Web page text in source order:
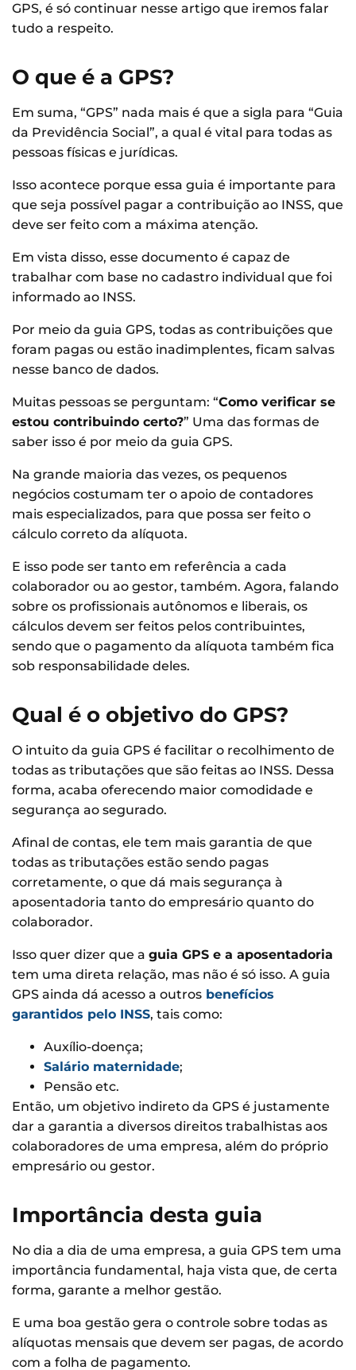
GPS, é só continuar nesse artigo que iremos falar
tudo a respeito.
O que é a GPS?
Em suma, “GPS” nada mais é que a sigla para “Guia
da Previdência Social”, a qual é vital para todas as
pessoas físicas e jurídicas.
Isso acontece porque essa guia é importante para
que seja possível pagar a contribuição ao INSS, que
deve ser feito com a máxima atenção.
Em vista disso, esse documento é capaz de
trabalhar com base no cadastro individual que foi
informado ao INSS.
Por meio da guia GPS, todas as contribuições que
foram pagas ou estão inadimplentes, ficam salvas
nesse banco de dados.
Muitas pessoas se perguntam: “Como verificar se
estou contribuindo certo?” Uma das formas de
saber isso é por meio da guia GPS.
Na grande maioria das vezes, os pequenos
negócios costumam ter o apoio de contadores
mais especializados, para que possa ser feito o
cálculo correto da alíquota.
E isso pode ser tanto em referência a cada
colaborador ou ao gestor, também. Agora, falando
sobre os profissionais autônomos e liberais, os
cálculos devem ser feitos pelos contribuintes,
sendo que o pagamento da alíquota também fica
sob responsabilidade deles.
Qual é o objetivo do GPS?
O intuito da guia GPS é facilitar o recolhimento de
todas as tributações que são feitas ao INSS. Dessa
forma, acaba oferecendo maior comodidade e
segurança ao segurado.
Afinal de contas, ele tem mais garantia de que
todas as tributações estão sendo pagas
corretamente, o que dá mais segurança à
aposentadoria tanto do empresário quanto do
colaborador.
Isso quer dizer que a guia GPS e a aposentadoria
tem uma direta relação, mas não é só isso. A guia
GPS ainda dá acesso a outros benefícios
garantidos pelo INSS, tais como:
Auxílio-doença;
Salário maternidade;
Pensão etc.
Então, um objetivo indireto da GPS é justamente
dar a garantia a diversos direitos trabalhistas aos
colaboradores de uma empresa, além do próprio
empresário ou gestor.
Importância desta guia
No dia a dia de uma empresa, a guia GPS tem uma
importância fundamental, haja vista que, de certa
forma, garante a melhor gestão.
E uma boa gestão gera o controle sobre todas as
alíquotas mensais que devem ser pagas, de acordo
com a folha de pagamento.